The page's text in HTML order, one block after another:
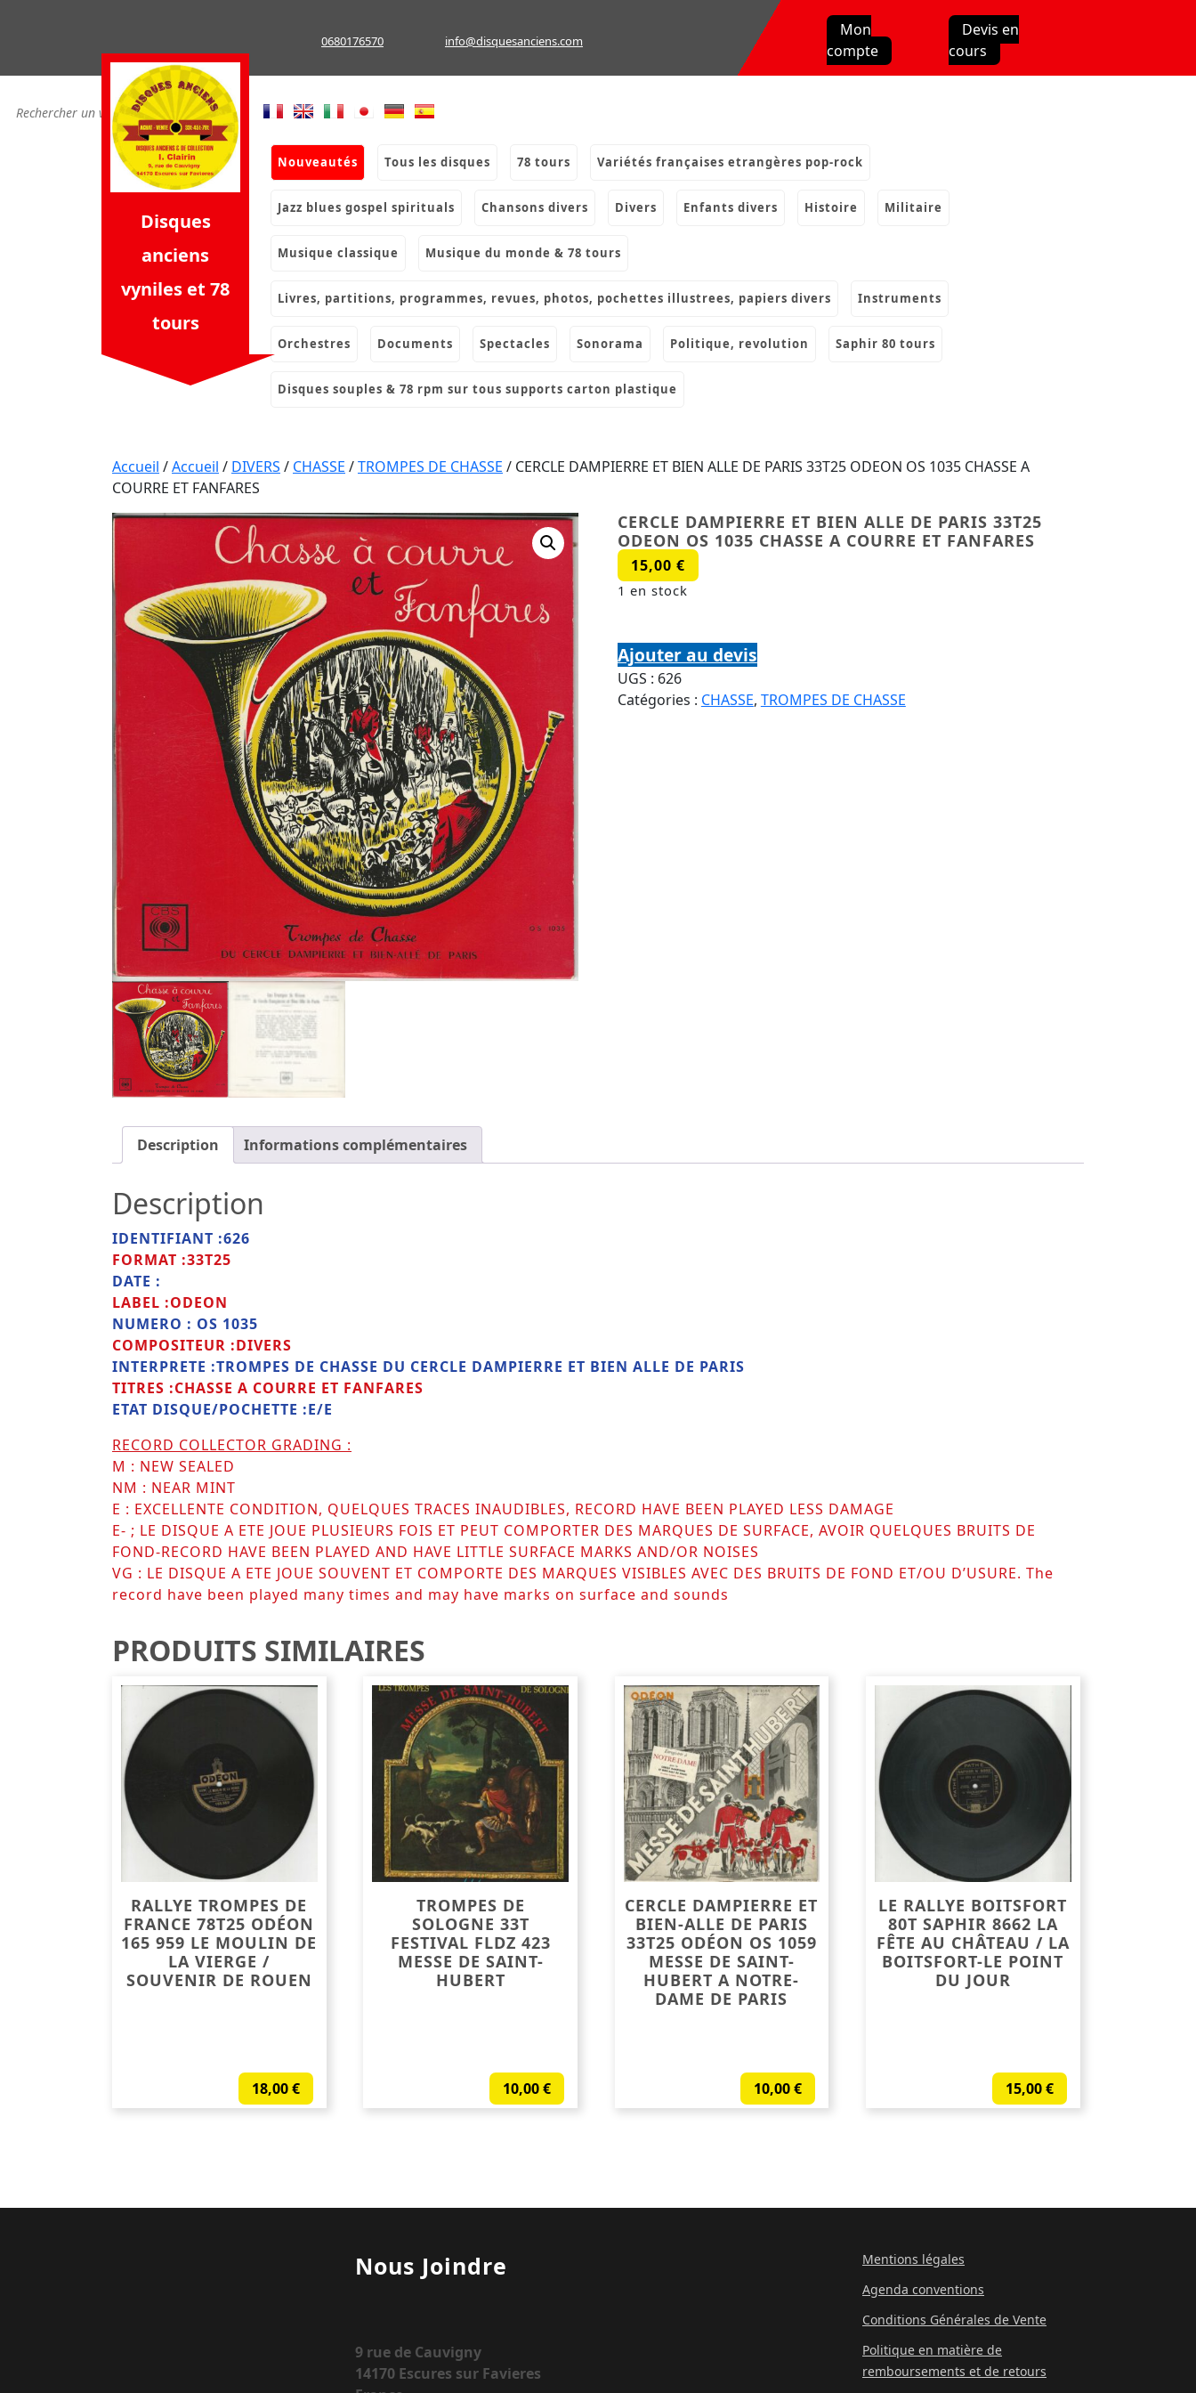
0680176570 info@disquesanciens.com
Mon
compte
Devis en
cours
Disques
anciens
vyniles et 78
tours
nouveautés tous les disques 78 tours variétés françaises etrangères pop-rock
jazz blues gospel spirituals chansons divers divers enfants divers histoire militaire
musique classique musique du monde & 78 tours
livres, partitions, programmes, revues, photos, pochettes illustrees, papiers divers instruments
orchestres documents spectacles sonorama politique, revolution saphir 80 tours
disques souples & 78 rpm sur tous supports carton plastique
Accueil /Accueil / DIVERS / CHASSE /TROMPES DE CHASSE / CERCLE DAMPIERRE ET BIEN ALLE DE PARIS 33T25 ODEON OS 1035 CHASSE A
COURRE ET FANFARES
CERCLE DAMPIERRE ET BIEN ALLE DE PARIS 33T25
ODEON OS 1035 CHASSE A COURRE ET FANFARES
15,00 €
1 en stock
Ajouter au devis
UGS : 626
Catégories : CHASSE, TROMPES DE CHASSE
Description Informations complémentaires
Description
IDENTIFIANT :626
FORMAT :33T25
DATE :
LABEL :ODEON
NUMERO : OS 1035
COMPOSITEUR :DIVERS
INTERPRETE :TROMPES DE CHASSE DU CERCLE DAMPIERRE ET BIEN ALLE DE PARIS
TITRES :CHASSE A COURRE ET FANFARES
ETAT DISQUE/POCHETTE :E/E
RECORD COLLECTOR GRADING :
M : NEW SEALED
NM : NEAR MINT
E : EXCELLENTE CONDITION, QUELQUES TRACES INAUDIBLES, RECORD HAVE BEEN PLAYED LESS DAMAGE
E- ; LE DISQUE A ETE JOUE PLUSIEURS FOIS ET PEUT COMPORTER DES MARQUES DE SURFACE, AVOIR QUELQUES BRUITS DE
FOND-RECORD HAVE BEEN PLAYED AND HAVE LITTLE SURFACE MARKS AND/OR NOISES
VG : LE DISQUE A ETE JOUE SOUVENT ET COMPORTE DES MARQUES VISIBLES AVEC DES BRUITS DE FOND ET/OU D’USURE. The
record have been played many times and may have marks on surface and sounds
PRODUITS SIMILAIRES
RALLYE TROMPES DE
FRANCE 78T25 ODÉON
165 959 LE MOULIN DE
LA VIERGE /
SOUVENIR DE ROUEN
18,00€
TROMPES DE
SOLOGNE 33T
FESTIVAL FLDZ 423
MESSE DE SAINT-
HUBERT
10,00€
CERCLE DAMPIERRE ET
BIEN-ALLE DE PARIS
33T25 ODÉON OS 1059
MESSE DE SAINT-
HUBERT A NOTRE-
DAME DE PARIS
10,00€
LE RALLYE BOITSFORT
80T SAPHIR 8662 LA
FÊTE AU CHÂTEAU / LA
BOITSFORT-LE POINT
DU JOUR
15,00€
Nous Joindre
9 rue de Cauvigny
14170 Escures sur Favieres
Mentions légales
Agenda conventions
Conditions Générales de Vente
Politique en matière de
remboursements et de retours